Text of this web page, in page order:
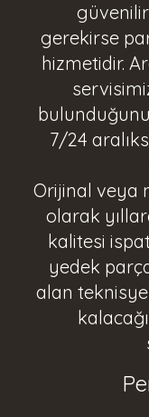
gerekirse
hizmetidir.
7/24
Orijinal veya
olarak
kalitesi
yedek
alan